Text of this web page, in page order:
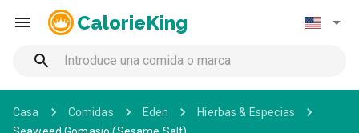
CalorieKing
Casa Comidas Eden
Hierbas & Especias